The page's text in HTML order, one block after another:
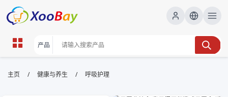
呼吸护理 | XOOBAY B2B/B2C
主页 / 健康与养生 / 呼吸护理